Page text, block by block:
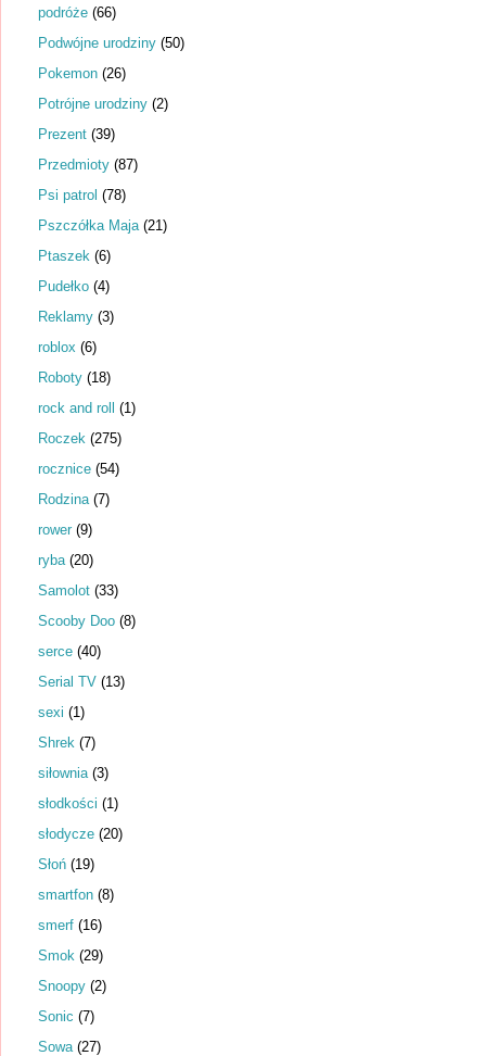
podróże (66)
Podwójne urodziny (50)
Pokemon (26)
Potrójne urodziny (2)
Prezent (39)
Przedmioty (87)
Psi patrol (78)
Pszczółka Maja (21)
Ptaszek (6)
Pudełko (4)
Reklamy (3)
roblox (6)
Roboty (18)
rock and roll (1)
Roczek (275)
rocznice (54)
Rodzina (7)
rower (9)
ryba (20)
Samolot (33)
Scooby Doo (8)
serce (40)
Serial TV (13)
sexi (1)
Shrek (7)
siłownia (3)
słodkości (1)
słodycze (20)
Słoń (19)
smartfon (8)
smerf (16)
Smok (29)
Snoopy (2)
Sonic (7)
Sowa (27)